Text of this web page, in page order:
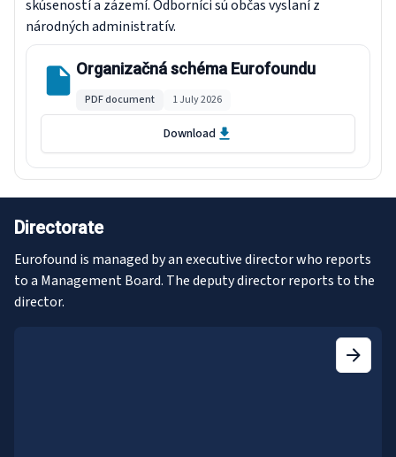
skúseností a zázemí. Odborníci sú občas vyslaní z
národných administratív.
Organizačná schéma Eurofoundu
PDF document 1 July 2026
Download
Directorate
Eurofound is managed by an executive director who reports
to a Management Board. The deputy director reports to the
director.